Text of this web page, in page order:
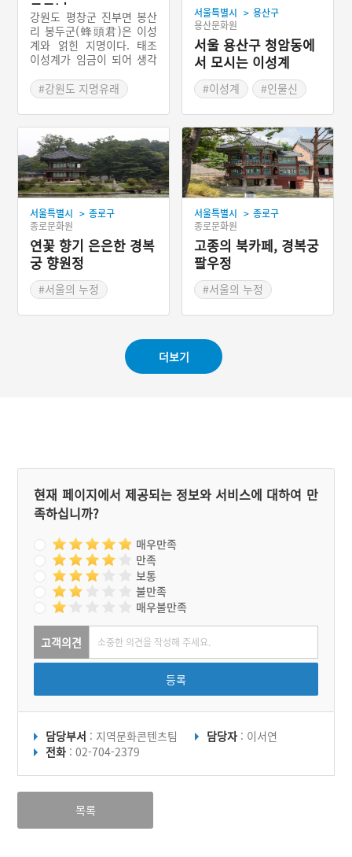
두구니
강원도 평창군 진부면 봉산
리 봉두군(蜂頭君)은 이성
계와 얽힌 지명이다. 태조
이성계가 임금이 되어 생각
를 타고난 사람은 무엇을 할
까 궁금했다. 그래서 알아보
니 평창에 같은 사주팔자를
타고난 사람이 있었다. 그는
벌을 친다고 했다. 벌통 300
개면 그 안의 벌수가 백성수
보다 더 많을 듯도 싶었다.
태조는 사주팔자가 있다는
걸 깨달았다. 그래서 그 사
람에게 '벌들의 임금'이라는
뜻의 봉두군을 내려주었고,
나중에 그 사람이 살던 마을
이름이 되었다.
#강원도 지명유래
서울특별시 > 용산구
용산문화원
서울 용산구 청암동에
서 모시는 이성계
#이성계
#인물신
#예능프로그램 주요소재
서울특별시 > 종로구
종로문화원
연꽃 향기 은은한 경복
궁 향원정
#서울의 누정
서울특별시 > 종로구
종로문화원
고종의 북카페, 경복궁
팔우정
#서울의 누정
더보기
현재 페이지에서 제공되는 정보와 서비스에 대하여 만
족하십니까?
매우만족
만족
보통
불만족
매우불만족
고객의견
등록
담당부서 : 지역문화콘텐츠팀 담당자 : 이서연
전화 : 02-704-2379
목록